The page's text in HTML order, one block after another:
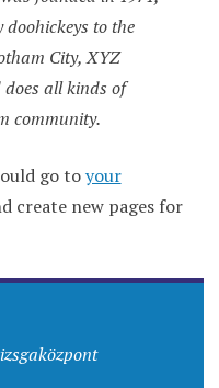
to the
City, XYZ
does all kinds of
community.
go toyour
create new pages for